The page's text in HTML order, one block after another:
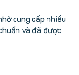
cung cấp nhiều
và đã được